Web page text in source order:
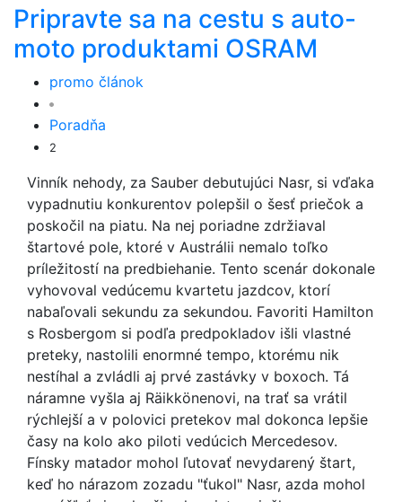
Pripravte sa na cestu s auto-
moto produktami OSRAM
promo článok
Poradňa
2
Vinník nehody, za Sauber debutujúci Nasr, si vďaka
vypadnutiu konkurentov polepšil o šesť priečok a
poskočil na piatu. Na nej poriadne zdržiaval
štartové pole, ktoré v Austrálii nemalo toľko
príležitostí na predbiehanie. Tento scenár dokonale
vyhovoval vedúcemu kvartetu jazdcov, ktorí
nabaľovali sekundu za sekundou. Favoriti Hamilton
s Rosbergom si podľa predpokladov išli vlastné
preteky, nastolili enormné tempo, ktorému nik
nestíhal a zvládli aj prvé zastávky v boxoch. Tá
náramne vyšla aj Räikkönenovi, na trať sa vrátil
rýchlejší a v polovici pretekov mal dokonca lepšie
časy na kolo ako piloti vedúcich Mercedesov.
Fínsky matador mohol ľutovať nevydarený štart,
keď ho nárazom zozadu "ťukol" Nasr, azda mohol